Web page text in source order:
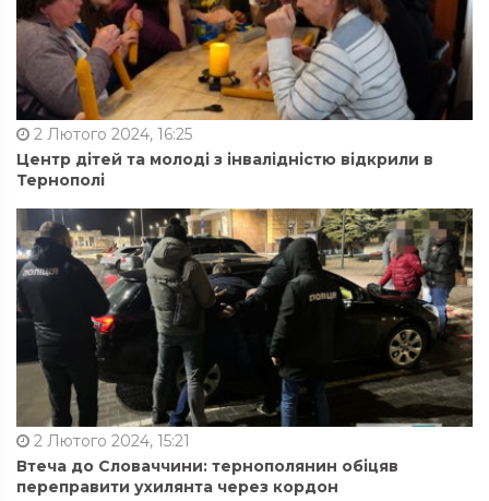
2 Лютого 2024, 16:25
Центр дітей та молоді з інвалідністю відкрили в
Тернополі
2 Лютого 2024, 15:21
Втеча до Словаччини: тернополянин обіцяв
переправити ухилянта через кордон